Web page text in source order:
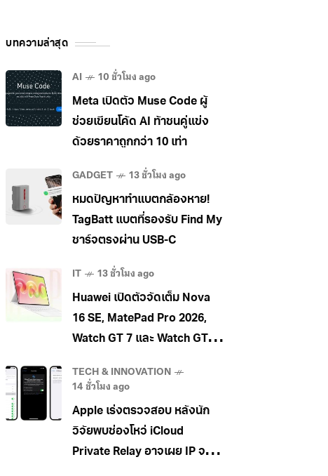
บทความล่าสุด
AI 10 ชั่วโมง ago
Meta เปิดตัว Muse Code ผู้
ช่วยเขียนโค้ด AI ท้าชนคู่แข่ง
ด้วยราคาถูกกว่า 10 เท่า
GADGET 13 ชั่วโมง ago
หมดปัญหาทำแบตกล้องหาย!
TagBatt แบตที่รองรับ Find My
ชาร์จตรงผ่าน USB-C
IT 13 ชั่วโมง ago
Huawei เปิดตัวจัดเต็ม Nova
16 SE, MatePad Pro 2026,
Watch GT 7 และ Watch GT 7
TECH & INNOVATION
14 ชั่วโมง ago
Apple เร่งตรวจสอบ หลังนัก
วิจัยพบช่องโหว่ iCloud
Private Relay อาจเผย IP จริง